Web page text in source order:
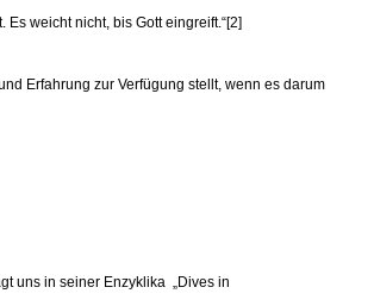
weicht nicht, bis Gott eingreift.“[2]
Erfahrung zur Verfügung stellt, wenn es darum
uns in seiner Enzyklika „Dives in